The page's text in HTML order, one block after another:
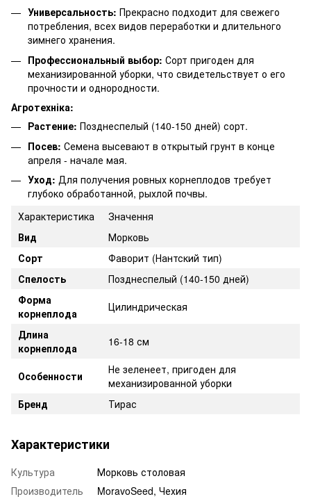
Универсальность: Прекрасно подходит для свежего
потребления, всех видов переработки и длительного
зимнего хранения.
Профессиональный выбор: Сорт пригоден для
механизированной уборки, что свидетельствует о его
прочности и однородности.
Агротехніка:
Растение: Позднеспелый (140-150 дней) сорт.
Посев: Семена высевают в открытый грунт в конце
апреля - начале мая.
Уход: Для получения ровных корнеплодов требует
глубоко обработанной, рыхлой почвы.
Характеристика
Значення
Вид
Морковь
Сорт
Фаворит (Нантский тип)
Спелость
Позднеспелый (140-150 дней)
Форма
корнеплода
Цилиндрическая
Длина
корнеплода
16-18 см
Особенности
Не зеленеет, пригоден для
механизированной уборки
Бренд
Тирас
Характеристики
Культура
Морковь столовая
Производитель
MoravoSeed, Чехия